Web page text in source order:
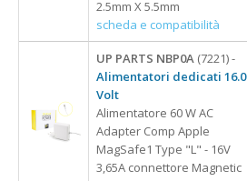
2.5mm X 5.5mm
scheda e compatibilità
UP PARTS NBP0A (7221) -
Alimentatori dedicati 16.0
Volt
Alimentatore 60 W AC
Adapter Comp Apple
MagSafe1 Type "L" - 16V
3,65A connettore Magnetic